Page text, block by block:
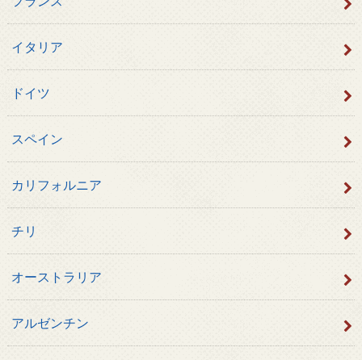
イタリア
ドイツ
スペイン
カリフォルニア
チリ
オーストラリア
アルゼンチン